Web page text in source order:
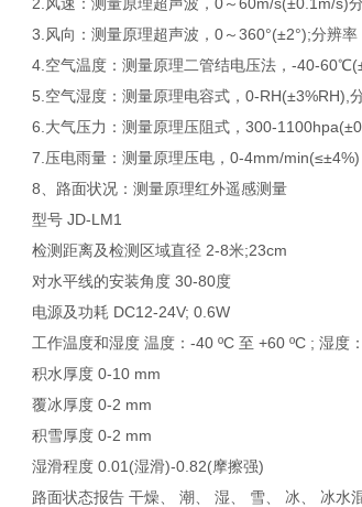
3.风向：测量原理超声波，0～360°(±2°);分辨率
4.空气温度：测量原理二管结电压法，-40-
5.空气湿度：测量原理电容式，0-RH(±3%RH),
6.大气压力：测量原理压阻式，300-
7.压电雨量：测量原理压电，0-4mm/min(≤±4%)
8、路面状况：测量原理红外遥感测量
型号 JD-LM1
检测距离及检测区域直径 2-8米;23cm
对水平线的安装角度 30-80度
电源及功耗 DC12-24V; 0.6W
工作温度和湿度 温度：-40 ºC 至 +60 ºC ; 湿度
积水厚度 0-10 mm
覆冰厚度 0-2 mm
积雪厚度 0-2 mm
湿滑程度 0.01(湿滑)-0.82(摩擦强)
路面状态报告 干燥、 潮、 湿、 雪、 冰、 冰水